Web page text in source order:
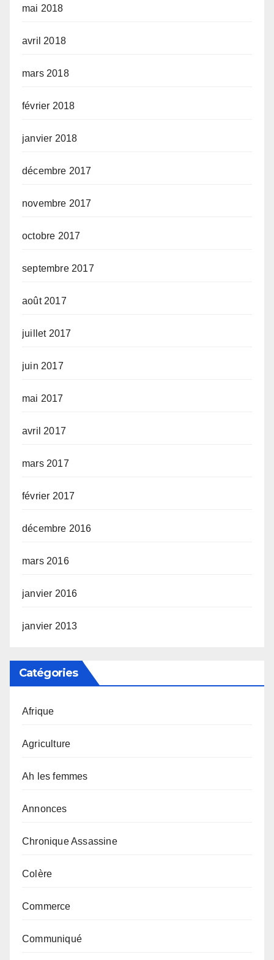
mai 2018
avril 2018
mars 2018
février 2018
janvier 2018
décembre 2017
novembre 2017
octobre 2017
septembre 2017
août 2017
juillet 2017
juin 2017
mai 2017
avril 2017
mars 2017
février 2017
décembre 2016
mars 2016
janvier 2016
janvier 2013
Catégories
Afrique
Agriculture
Ah les femmes
Annonces
Chronique Assassine
Colère
Commerce
Communiqué